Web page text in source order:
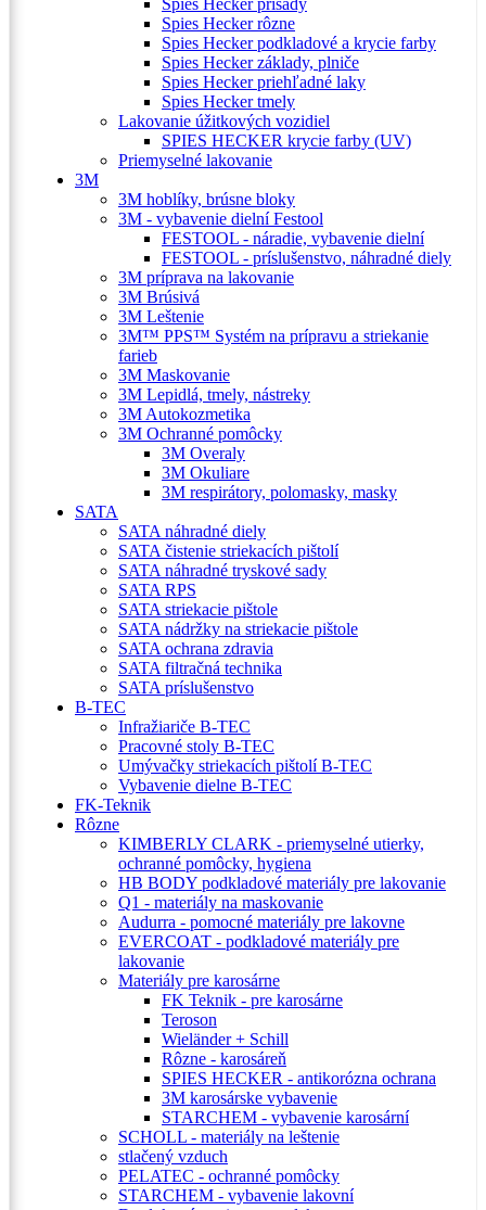
Spies Hecker rôzne
Spies Hecker podkladové a krycie farby
Spies Hecker základy, plniče
Spies Hecker priehľadné laky
Spies Hecker tmely
Lakovanie úžitkových vozidiel
SPIES HECKER krycie farby (UV)
Priemyselné lakovanie
3M
3M hoblíky, brúsne bloky
3M - vybavenie dielní Festool
FESTOOL - náradie, vybavenie dielní
FESTOOL - príslušenstvo, náhradné diely
3M príprava na lakovanie
3M Brúsivá
3M Leštenie
3M™ PPS™ Systém na prípravu a striekanie
farieb
3M Maskovanie
3M Lepidlá, tmely, nástreky
3M Autokozmetika
3M Ochranné pomôcky
3M Overaly
3M Okuliare
3M respirátory, polomasky, masky
SATA
SATA náhradné diely
SATA čistenie striekacích pištolí
SATA náhradné tryskové sady
SATA RPS
SATA striekacie pištole
SATA nádržky na striekacie pištole
SATA ochrana zdravia
SATA filtračná technika
SATA príslušenstvo
B-TEC
Infražiariče B-TEC
Pracovné stoly B-TEC
Umývačky striekacích pištolí B-TEC
Vybavenie dielne B-TEC
FK-Teknik
Rôzne
KIMBERLY CLARK - priemyselné utierky,
ochranné pomôcky, hygiena
HB BODY podkladové materiály pre lakovanie
Q1 - materiály na maskovanie
Audurra - pomocné materiály pre lakovne
EVERCOAT - podkladové materiály pre
lakovanie
Materiály pre karosárne
FK Teknik - pre karosárne
Teroson
Wieländer + Schill
Rôzne - karosáreň
SPIES HECKER - antikorózna ochrana
3M karosárske vybavenie
STARCHEM - vybavenie karosární
SCHOLL - materiály na leštenie
stlačený vzduch
PELATEC - ochranné pomôcky
STARCHEM - vybavenie lakovní